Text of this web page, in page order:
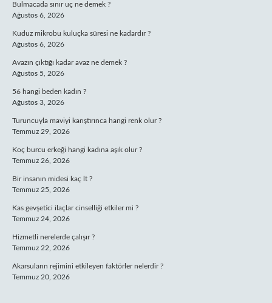
Bulmacada sınır uç ne demek ?
Ağustos 6, 2026
Kuduz mikrobu kuluçka süresi ne kadardır ?
Ağustos 6, 2026
Avazın çıktığı kadar avaz ne demek ?
Ağustos 5, 2026
56 hangi beden kadın ?
Ağustos 3, 2026
Turuncuyla maviyi karıştırınca hangi renk olur ?
Temmuz 29, 2026
Koç burcu erkeği hangi kadına aşık olur ?
Temmuz 26, 2026
Bir insanın midesi kaç lt ?
Temmuz 25, 2026
Kas gevşetici ilaçlar cinselliği etkiler mi ?
Temmuz 24, 2026
Hizmetli nerelerde çalışır ?
Temmuz 22, 2026
Akarsuların rejimini etkileyen faktörler nelerdir ?
Temmuz 20, 2026